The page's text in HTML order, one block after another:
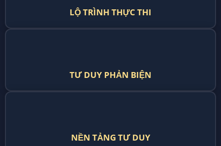
LỘ TRÌNH THỰC THI
TƯ DUY PHẢN BIỆN
NỀN TẢNG TƯ DUY